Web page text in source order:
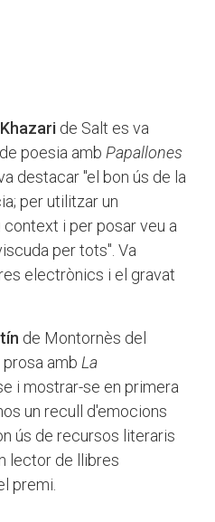
de Salt es va
poesia amb Papallones
va destacar "el bon ús de la
per utilitzar un
i per posar veu a
per tots". Va
electrònics i el gravat
de Montornès del
amb La
i mostrar-se en primera
un recull d'emocions
ús de recursos literaris
lector de llibres
premi.